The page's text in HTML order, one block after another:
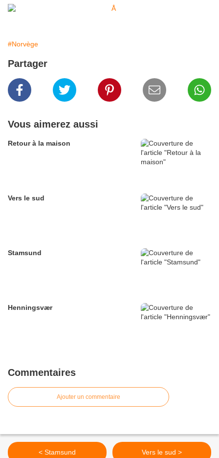
#Norvège
Partager
Vous aimerez aussi
Retour à la maison
Vers le sud
Stamsund
Henningsvær
Commentaires
Ajouter un commentaire
< Stamsund Vers le sud >